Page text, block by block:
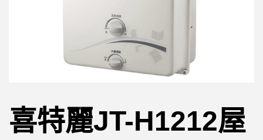
喜特麗JT-H1212屋